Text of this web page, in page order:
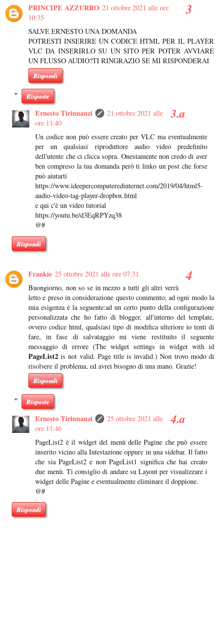
PRINCIPE AZZURRO 21 ottobre 2021 alle ore
10:35
SALVE ERNESTO UNA DOMANDA
POTRESTI INSERIRE UN CODICE HTML PER IL PLAYER
VLC DA INSERIRLO SU UN SITO PER POTER AVVIARE
UN FLUSSO AUDIO?TI RINGRAZIO SE MI RISPONDERAI
Rispondi
Risposte
Ernesto Tirinnanzi
21 ottobre 2021 alle
ore 11:40
Un codice non può essere creato per VLC ma eventualmente
per un qualsiasi riproduttore audio video predefinito
dell'utente che ci clicca sopra. Onestamente non credo di aver
ben compreso la tua domanda però ti linko un post che forse
può aiutarti
https://www.ideepercomputeredinternet.com/2019/04/html5-
audio-video-tag-player-dropbox.html
e qui c'è un video tutorial
https://youtu.be/d3EqRPYzq38
@#
Rispondi
Frankie 25 ottobre 2021 alle ore 07:31
Buongiorno, non so se in mezzo a tutti gli altri verrà
letto e preso in considerazione questo commento; ad ogni modo la
mia esigenza è la seguente:ad un certo punto della configurazione
personalizzata che ho fatto di blogger, all'interno del template,
ovvero codice html, qualsiasi tipo di modifica ulteriore io tenti di
fare, in fase di salvataggio mi viene restituito il seguente
messaggio di errore (The widget settings in widget with id
PageList2 is not valid. Page title is invalid.) Non trovo modo di
risolvere il problema, ed avrei bisogno di una mano. Grazie!
Rispondi
Risposte
Ernesto Tirinnanzi
25 ottobre 2021 alle
ore 11:46
PageList2 è il widget del menù delle Pagine che può essere
inserito vicino alla Intestazione oppure in una sidebar. Il fatto
che sia PageList2 e non PageList1 significa che hai creato
due menù. Ti consiglio di andare su Layout per visualizzare i
widget delle Pagine e eventualmente eliminare il doppione.
@#
Rispondi